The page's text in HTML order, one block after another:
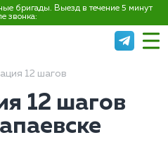
бригады. Выезд в течение 5 минут
звонка:
12 шагов
12 шагов